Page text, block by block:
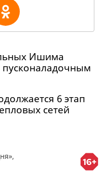
Ишима
пусконаладочным
6 этап
сетей